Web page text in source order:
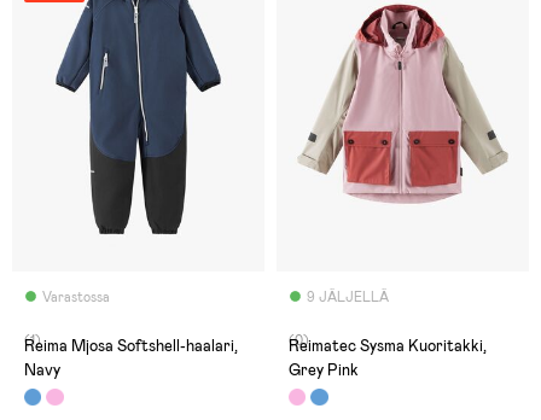
Varastossa
(1)
Reima Mjosa Softshell-haalari,
Navy
9 JÄLJELLÄ
(0)
Reimatec Sysma Kuoritakki,
Grey Pink